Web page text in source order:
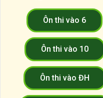
Ôn thi vào 6
Ôn thi vào 10
Ôn thi vào ĐH